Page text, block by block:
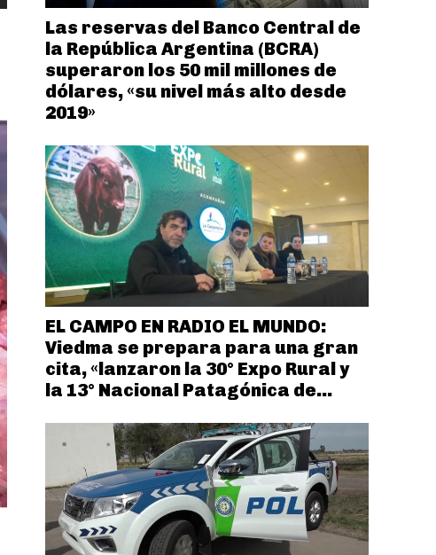
Las reservas del Banco Central de
la República Argentina (BCRA)
superaron los 50 mil millones de
dólares, «su nivel más alto desde
2019»
EL CAMPO EN RADIO EL MUNDO:
Viedma se prepara para una gran
cita, «lanzaron la 30° Expo Rural y
la 13° Nacional Patagónica de...